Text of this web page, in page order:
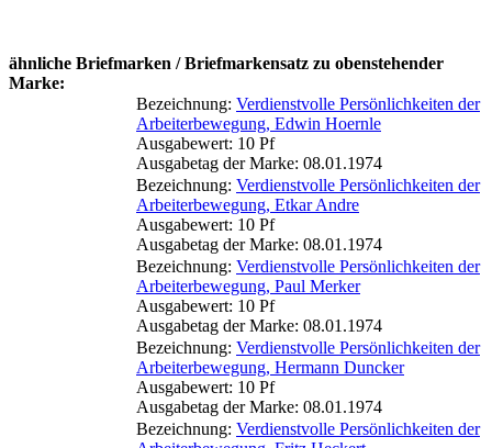
ähnliche Briefmarken / Briefmarkensatz zu obenstehender
Marke:
Bezeichnung: Verdienstvolle Persönlichkeiten der
Arbeiterbewegung, Edwin Hoernle
Ausgabewert: 10 Pf
Ausgabetag der Marke: 08.01.1974
Bezeichnung: Verdienstvolle Persönlichkeiten der
Arbeiterbewegung, Etkar Andre
Ausgabewert: 10 Pf
Ausgabetag der Marke: 08.01.1974
Bezeichnung: Verdienstvolle Persönlichkeiten der
Arbeiterbewegung, Paul Merker
Ausgabewert: 10 Pf
Ausgabetag der Marke: 08.01.1974
Bezeichnung: Verdienstvolle Persönlichkeiten der
Arbeiterbewegung, Hermann Duncker
Ausgabewert: 10 Pf
Ausgabetag der Marke: 08.01.1974
Bezeichnung: Verdienstvolle Persönlichkeiten der